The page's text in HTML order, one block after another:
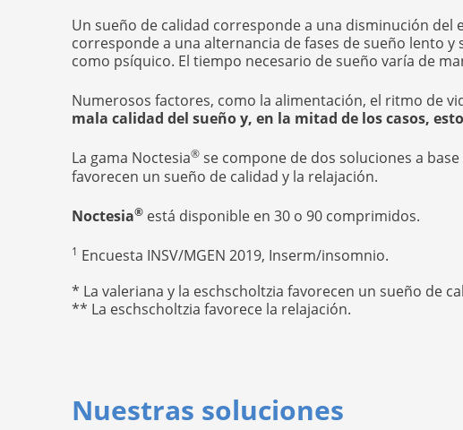
Un sueño de calidad corresponde a una disminución del
corresponde a una alternancia de fases de sueño lento
como psíquico. El tiempo necesario de sueño varía de
Numerosos factores, como la alimentación, el ritmo de
mala calidad del sueño y, en la mitad de los casos,
La gama Noctesia® se compone de dos soluciones a
favorecen un sueño de calidad y la relajación.
Noctesia® está disponible en 30 o 90 comprimidos.
1 Encuesta INSV/MGEN 2019, Inserm/insomnio.
* La valeriana y la eschscholtzia favorecen un sueño de
** La eschscholtzia favorece la relajación.
Nuestras soluciones